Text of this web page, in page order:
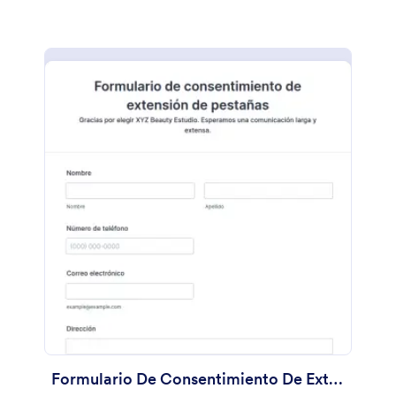
Formulario De Consentimiento De Extensión De Pestañas